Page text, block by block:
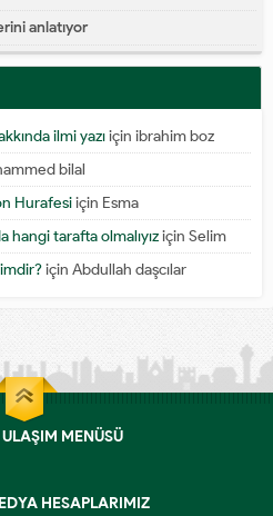
anlatıyor
ilmi yazıiçin ibrahim boz
bilal
Hurafesiiçin Esma
hangi tarafta olmalıyıziçin Selim
için Abdullah daşcılar
MENÜSÜ
HESAPLARIMIZ